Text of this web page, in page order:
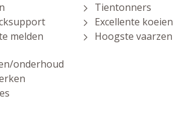
melden
onderhoud
Tientonners
Excellente koeien
Hoogste vaarzen